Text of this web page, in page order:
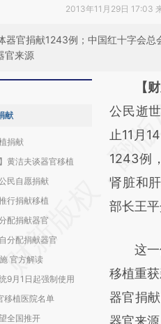
2013年11月29日 17:03
器官捐献1243例；中国红十字会
官来源
献
捐献
黄洁夫谈器官移植
民自愿捐献
行捐献移植
配捐献器官
分配捐献器官
官方解读
9月1日起强制使用
移植医院名单
全国推开
请务必
AI
[https://
(https://
成，可
新观点
【
公民逝
止11月
1243例
肾脏和
部长王平
这一
移植重
器官捐
器官来源